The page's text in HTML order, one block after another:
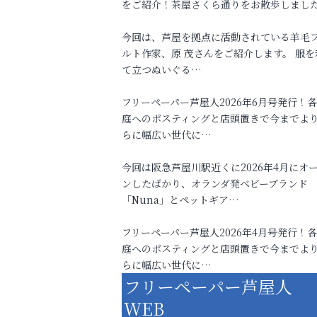
をご紹介！茶屋さくら通りをお散歩しまし
今回は、芦屋を拠点に活動されている羊毛
ルト作家、原 茂さんをご紹介します。 服を
て立つぬいぐる…
フリーペーパー芦屋人2026年6月号発行！
庭へのポスティングと店頭置きで今までよ
らに幅広い世代に…
今回は阪急芦屋川駅近くに2026年4月にオ
ンしたばかり、オランダ発ベビーブランド
「Nuna」とペットギア…
フリーペーパー芦屋人2026年4月号発行！
庭へのポスティングと店頭置きで今までよ
らに幅広い世代に…
フリーペーパー芦屋人
WEB